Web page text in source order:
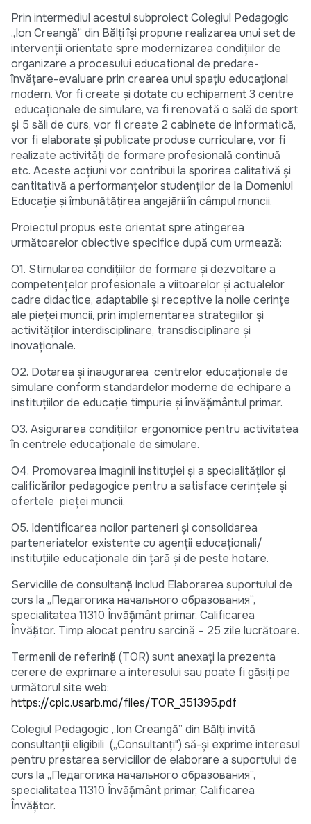
Prin intermediul acestui subproiect Colegiul Pedagogic
„Ion Creangă” din Bălți își propune realizarea unui set de
intervenții orientate spre modernizarea condițiilor de
organizare a procesului educational de predare-
învățare-evaluare prin crearea unui spațiu educațional
modern. Vor fi create și dotate cu echipament 3 centre
educaționale de simulare, va fi renovată o sală de sport
și 5 săli de curs, vor fi create 2 cabinete de informatică,
vor fi elaborate și publicate produse curriculare, vor fi
realizate activități de formare profesională continuă
etc. Aceste acțiuni vor contribui la sporirea calitativă și
cantitativă a performanțelor studenților de la Domeniul
Educație și îmbunătățirea angajării în câmpul muncii.
Proiectul propus este orientat spre atingerea
următoarelor obiective specifice după cum urmează:
O1. Stimularea condițiilor de formare și dezvoltare a
competențelor profesionale a viitoarelor și actualelor
cadre didactice, adaptabile și receptive la noile cerințe
ale pieței muncii, prin implementarea strategiilor și
activităților interdisciplinare, transdisciplinare și
inovaționale.
O2. Dotarea și inaugurarea centrelor educaționale de
simulare conform standardelor moderne de echipare a
instituțiilor de educație timpurie și învățământul primar.
O3. Asigurarea condițiilor ergonomice pentru activitatea
în centrele educaționale de simulare.
O4. Promovarea imaginii instituției și a specialităților și
calificărilor pedagogice pentru a satisface cerințele și
ofertele pieței muncii.
O5. Identificarea noilor parteneri și consolidarea
parteneriatelor existente cu agenții educaționali/
instituțiile educaționale din țară și de peste hotare.
Serviciile de consultanță includ Elaborarea suportului de
curs la „Педагогика начального образования”,
specialitatea 11310 Învățământ primar, Calificarea
Învățător. Timp alocat pentru sarcină – 25 zile lucrătoare.
Termenii de referință (TOR) sunt anexați la prezenta
cerere de exprimare a interesului sau poate fi găsiți pe
următorul site web:
https://cpic.usarb.md/files/TOR_351395.pdf
Colegiul Pedagogic „Ion Creangă” din Bălți invită
consultanții eligibili („Consultanți") să-și exprime interesul
pentru prestarea serviciilor de elaborare a suportului de
curs la „Педагогика начального образования”,
specialitatea 11310 Învățământ primar, Calificarea
Învățător.